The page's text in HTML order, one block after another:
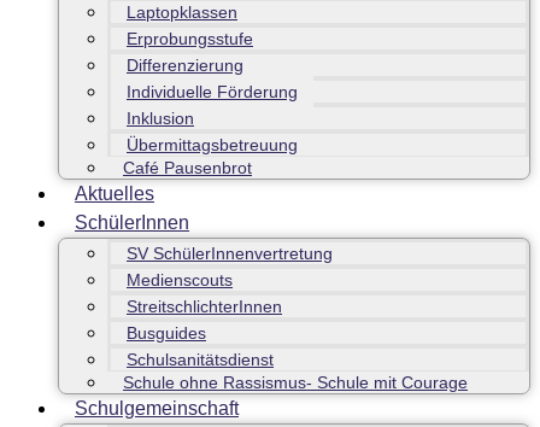
Laptopklassen
Erprobungsstufe
Differenzierung
Individuelle Förderung
Inklusion
Übermittagsbetreuung
Café Pausenbrot
Aktuelles
SchülerInnen
SV SchülerInnenvertretung
Medienscouts
StreitschlichterInnen
Busguides
Schulsanitätsdienst
Schule ohne Rassismus- Schule mit Courage
Schulgemeinschaft